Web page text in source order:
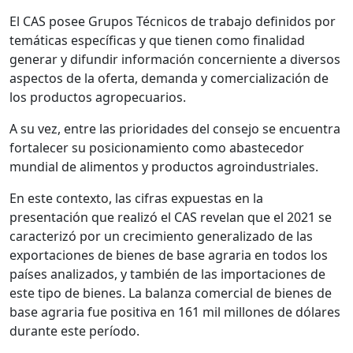
El CAS posee Grupos Técnicos de trabajo definidos por
temáticas específicas y que tienen como finalidad
generar y difundir información concerniente a diversos
aspectos de la oferta, demanda y comercialización de
los productos agropecuarios.
A su vez, entre las prioridades del consejo se encuentra
fortalecer su posicionamiento como abastecedor
mundial de alimentos y productos agroindustriales.
En este contexto, las cifras expuestas en la
presentación que realizó el CAS revelan que el 2021 se
caracterizó por un crecimiento generalizado de las
exportaciones de bienes de base agraria en todos los
países analizados, y también de las importaciones de
este tipo de bienes. La balanza comercial de bienes de
base agraria fue positiva en 161 mil millones de dólares
durante este período.